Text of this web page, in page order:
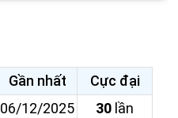
Gần nhất
Cực đại
06/12/2025 30 lần